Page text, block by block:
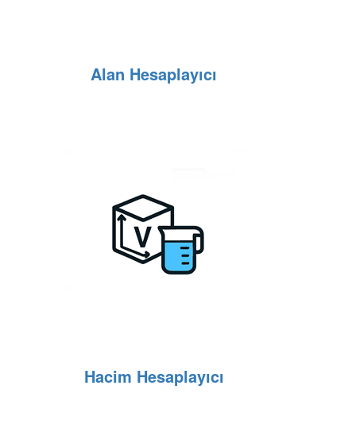
Alan Hesaplayıcı
Hacim Hesaplayıcı